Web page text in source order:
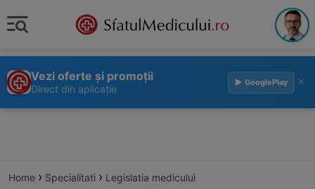
Vezi oferte și promoții
Direct din aplicație
▶ GooglePlay ×
Home › Specialitati › Legislatia medicului